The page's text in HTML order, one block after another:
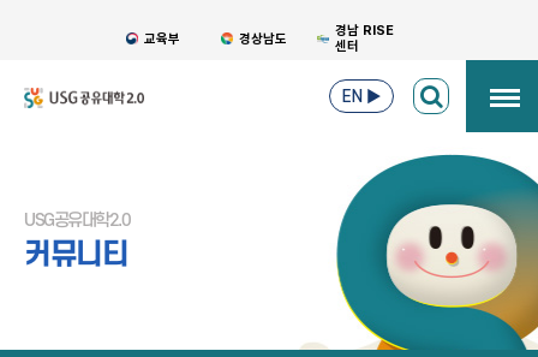
교육부 경상남도
경남 RISE
센터
EN ▶
USG공유대학2.0
커뮤니티